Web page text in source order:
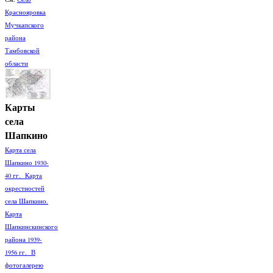
Краснояровка
Мучкапского
района
Тамбовской
области
Карты
села
Шапкино
Карта села
Шапкино 1930-
40 гг. Карта
окрестностей
села Шапкино.
Карта
Шапкинскинского
района 1939-
1956 гг. В
фотогалерею